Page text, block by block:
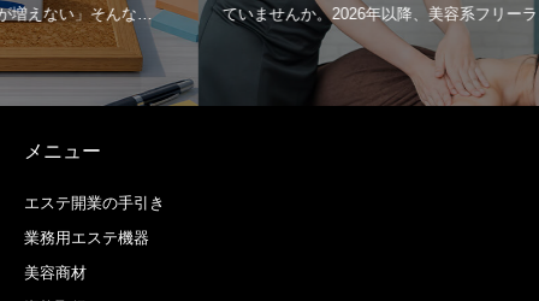
メニュー
エステ開業の手引き
業務用エステ機器
美容商材